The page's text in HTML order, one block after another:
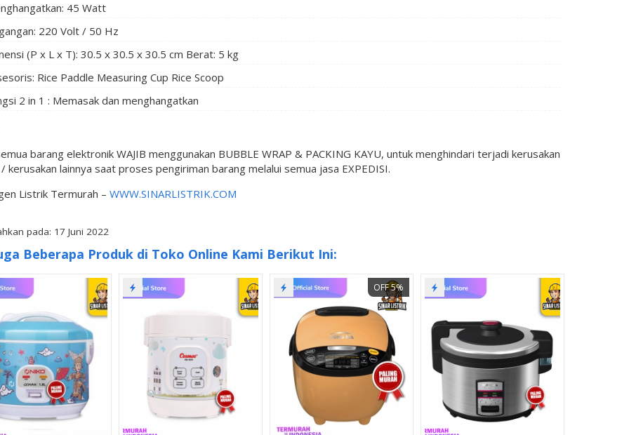
45 Watt
220 Volt / 50 Hz
(P x L x T): 30.5 x 30.5 x 30.5 cm Berat: 5 kg
Rice Paddle Measuring Cup Rice Scoop
2 in 1 : Memasak dan menghangatkan
barang elektronik WAJIB menggunakan BUBBLE WRAP & PACKING KAYU, untuk menghindari terjadi kerusakan
/ kerusakan lainnya saat proses pengiriman barang melalui semua jasa EXPEDISI.
Listrik Termurah – WWW.SINARLISTRIK.COM
pada: 17 Juni 2022
Beberapa Produk di Toko Online Kami Berikut Ini:
OFF 5%